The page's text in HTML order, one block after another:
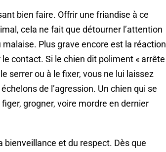
bien faire. Offrir une friandise à ce
cela ne fait que détourner l’attention
Plus grave encore est la réaction
contact. Si le chien dit poliment « arrête
serrer ou à le fixer, vous ne lui laissez
de l’agression. Un chien qui se
grogner, voire mordre en dernier
et du respect. Dès que